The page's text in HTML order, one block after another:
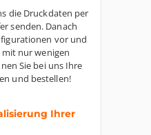
die Druckdaten per
senden. Danach
vor und
nur wenigen
Sie bei uns Ihre
und bestellen!
Ihrer